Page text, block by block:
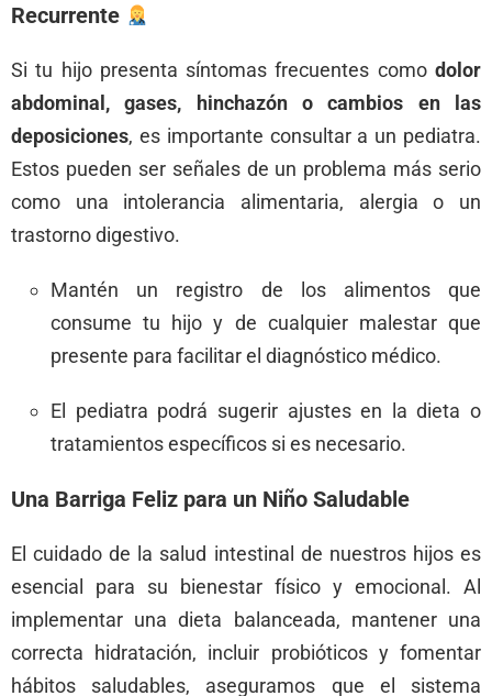
Recurrente
Si tu hijo presenta síntomas frecuentes como dolor
abdominal, gases, hinchazón o cambios en las
deposiciones, es importante consultar a un pediatra.
Estos pueden ser señales de un problema más serio
como una intolerancia alimentaria, alergia o un
trastorno digestivo.
Mantén un registro de los alimentos que
consume tu hijo y de cualquier malestar que
presente para facilitar el diagnóstico médico.
El pediatra podrá sugerir ajustes en la dieta o
tratamientos específicos si es necesario.
Una Barriga Feliz para un Niño Saludable
El cuidado de la salud intestinal de nuestros hijos es
esencial para su bienestar físico y emocional. Al
implementar una dieta balanceada, mantener una
correcta hidratación, incluir probióticos y fomentar
hábitos saludables, aseguramos que el sistema